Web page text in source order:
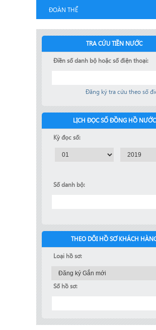
ĐOÀN THỂ
TRA CỨU TIỀN NƯỚC
Điền số danh bộ hoặc số điện thoại:
Đăng ký tra cứu theo số
LỊCH ĐỌC SỐ ĐỒNG HỒ NƯỚC
Kỳ đọc số:
Số danh bộ:
THEO DÕI HỒ SƠ KHÁCH
Loại hồ sơ:
Số hồ sơ: